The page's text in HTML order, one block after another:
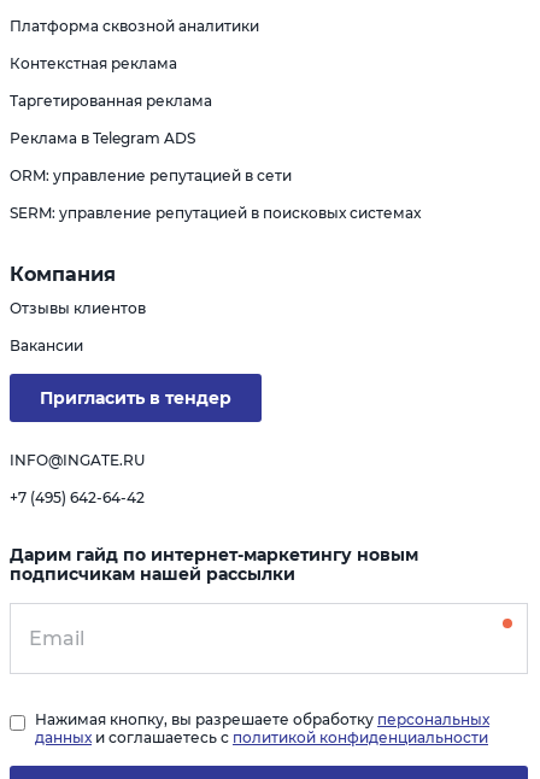
Платформа сквозной аналитики
Контекстная реклама
Таргетированная реклама
Реклама в Telegram ADS
ORM: управление репутацией в сети
SERM: управление репутацией в поисковых системах
Компания
Отзывы клиентов
Вакансии
Пригласить в тендер
INFO@INGATE.RU
+7 (495) 642-64-42
Дарим гайд по интернет-маркетингу новым
подписчикам нашей рассылки
Нажимая кнопку, вы разрешаете обработку персональных
данных и соглашаетесь с политикой конфиденциальности